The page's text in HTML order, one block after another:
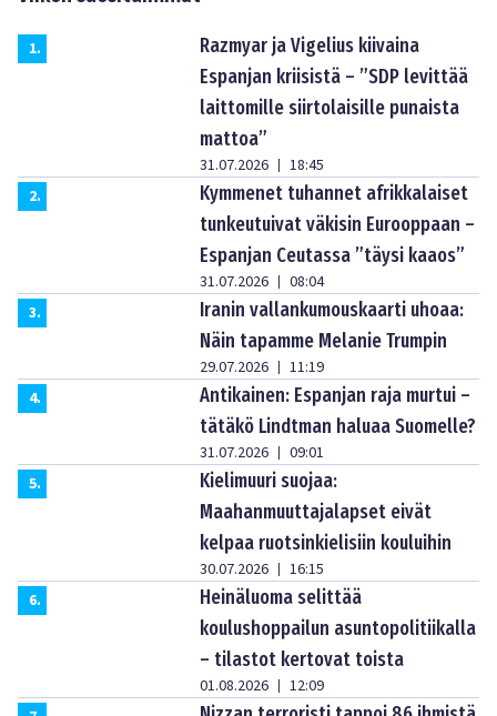
1.
Razmyar ja Vigelius kiivaina
Espanjan kriisistä – ”SDP levittää
laittomille siirtolaisille punaista
mattoa”
31.07.2026 | 18:45
2.
Kymmenet tuhannet afrikkalaiset
tunkeutuivat väkisin Eurooppaan –
Espanjan Ceutassa ”täysi kaaos”
31.07.2026 | 08:04
3.
Iranin vallankumouskaarti uhoaa:
Näin tapamme Melanie Trumpin
29.07.2026 | 11:19
4.
Antikainen: Espanjan raja murtui –
tätäkö Lindtman haluaa Suomelle?
31.07.2026 | 09:01
5.
Kielimuuri suojaa:
Maahanmuuttajalapset eivät
kelpaa ruotsinkielisiin kouluihin
30.07.2026 | 16:15
6.
Heinäluoma selittää
koulushoppailun asuntopolitiikalla
– tilastot kertovat toista
01.08.2026 | 12:09